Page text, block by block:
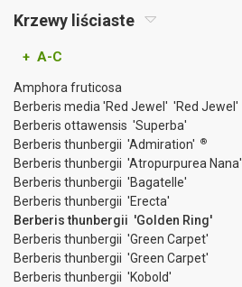
Krzewy liściaste
+ A-C
Amphora fruticosa
Berberis media 'Red Jewel' 'Red Jewel'
Berberis ottawensis 'Superba'
Berberis thunbergii 'Admiration'
®
Berberis thunbergii 'Atropurpurea Nana'
Berberis thunbergii 'Bagatelle'
Berberis thunbergii 'Erecta'
Berberis thunbergii 'Golden Ring'
Berberis thunbergii 'Green Carpet'
Berberis thunbergii 'Green Carpet'
Berberis thunbergii 'Kobold'